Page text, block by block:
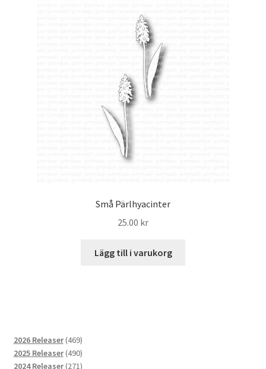
Små Pärlhyacinter
25.00 kr
Lägg till i varukorg
2026 Releaser 469469
produkter
2025 Releaser 490490
produkter
2024 Releaser 271271